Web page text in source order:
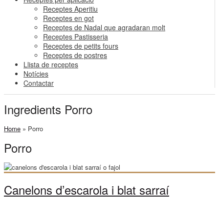
Receptes Aperitiu
Receptes en got
Receptes de Nadal que agradaran molt
Receptes Pastisseria
Receptes de petits fours
Receptes de postres
Llista de receptes
Notícies
Contactar
Ingredients Porro
Home » Porro
Porro
Canelons d’escarola i blat sarraí